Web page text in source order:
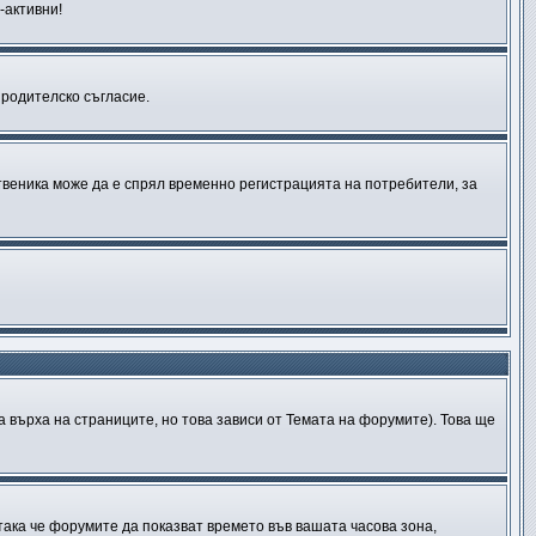
съгласие.
може да е спрял временно регистрацията на потребители, за
върха на страниците, но това зависи от Темата на форумите). Това ще
че форумите да показват времето във вашата часова зона,